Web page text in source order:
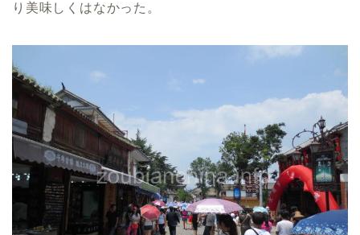
り美味しくはなかった。